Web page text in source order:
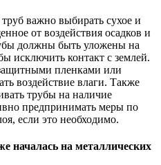
важно выбирать сухое и
от воздействия осадков и
должны быть уложены на
исключить контакт с землей.
пленками или
воздействие влаги. Также
трубы на наличие
предпринимать меры по
если это необходимо.
началась на металлических